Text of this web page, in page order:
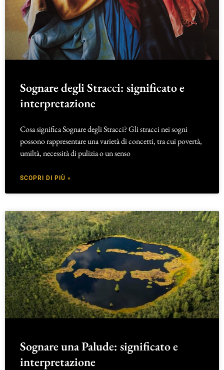
Sognare degli Stracci: significato e
interpretazione
Cosa significa Sognare degli Stracci? Gli stracci nei sogni
possono rappresentare una varietà di concetti, tra cui povertà,
umiltà, necessità di pulizia o un senso
SCOPRI DI PIÙ »
Sognare una Palude: significato e
interpretazione